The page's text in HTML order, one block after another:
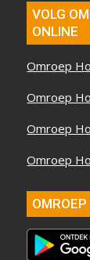
VOLG
ONLINE
Omroep
Omroep
Omroep
Omroep